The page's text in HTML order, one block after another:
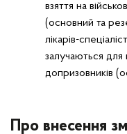
взяття на
(основний та
лікарів-
залучаються
допризовників
Про внесення